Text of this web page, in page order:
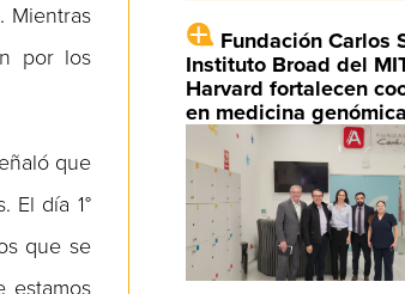
Mientras
por los
que
El día 1°
que se
estamos
Fundación Carlos
Instituto Broad del
Harvard fortalecen
en medicina genómica